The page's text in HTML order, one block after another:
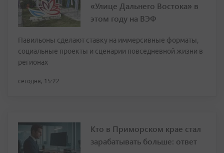
«Улице Дальнего Востока» в
этом году на ВЭФ
Павильоны сделают ставку на иммерсивные форматы,
социальные проекты и сценарии повседневной жизни в
регионах
сегодня, 15:22
Кто в Приморском крае стал
зарабатывать больше: ответ